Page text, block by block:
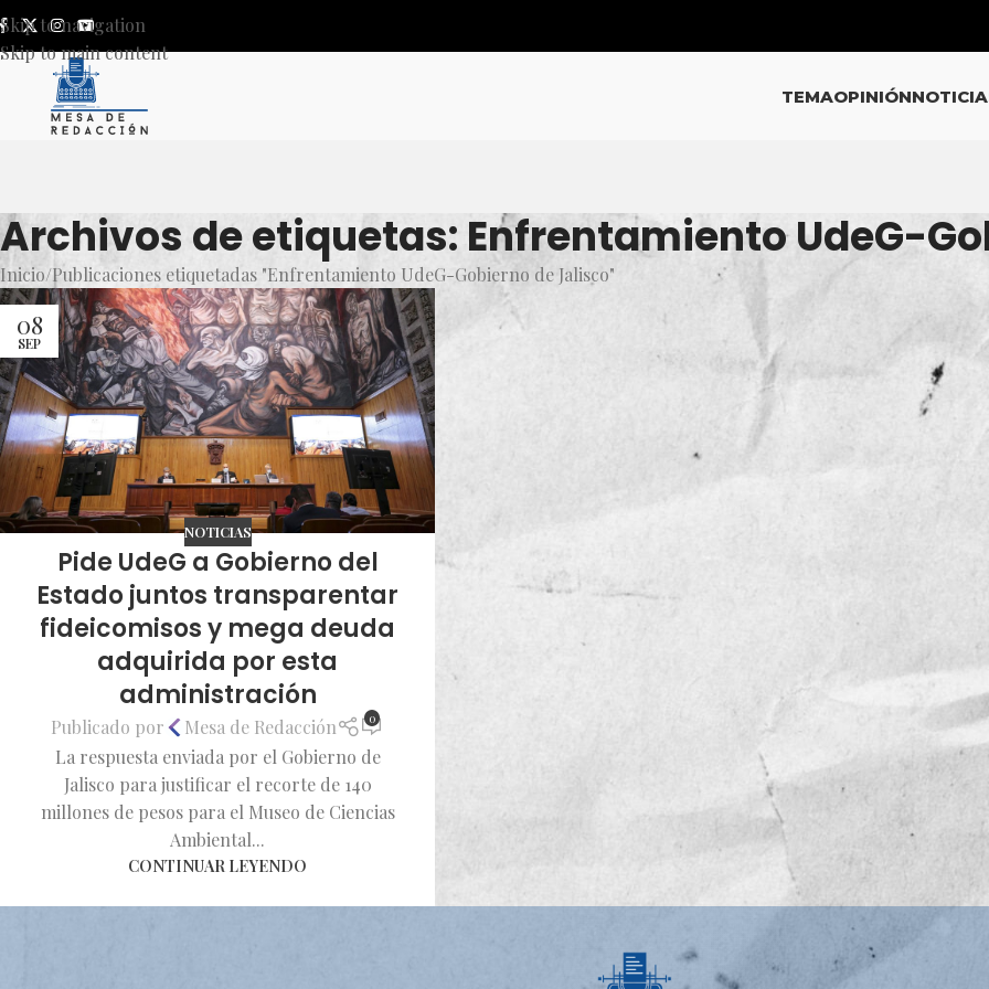
Skip to navigation
Skip to main content
TEMAOPINIÓN
Archivos de etiquetas: Enfrentamiento UdeG-
Inicio Publicaciones etiquetadas "Enfrentamiento UdeG-Gobierno de Jalisco"
08
SEP
NOTICIAS
Pide UdeG a Gobierno del
Estado juntos transparentar
fideicomisos y mega deuda
adquirida por esta
administración
Publicado por Mesa de Redacción 0
La respuesta enviada por el Gobierno de
Jalisco para justificar el recorte de 140
millones de pesos para el Museo de Ciencias
Ambiental...
CONTINUAR LEYENDO